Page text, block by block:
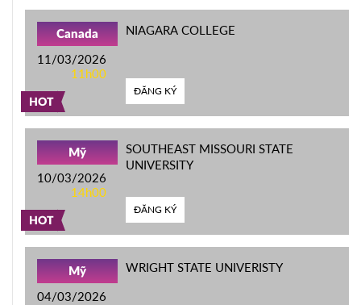
HOT
Canada
11/03/2026
11h00
NIAGARA COLLEGE
ĐĂNG KÝ
HOT
Mỹ
10/03/2026
14h00
SOUTHEAST MISSOURI STATE
UNIVERSITY
ĐĂNG KÝ
Mỹ
04/03/2026
WRIGHT STATE UNIVERISTY